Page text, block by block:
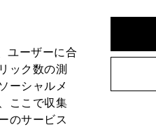
ユーザーに合
ック数の測
ーシャルメ
ここで収集
のサービス